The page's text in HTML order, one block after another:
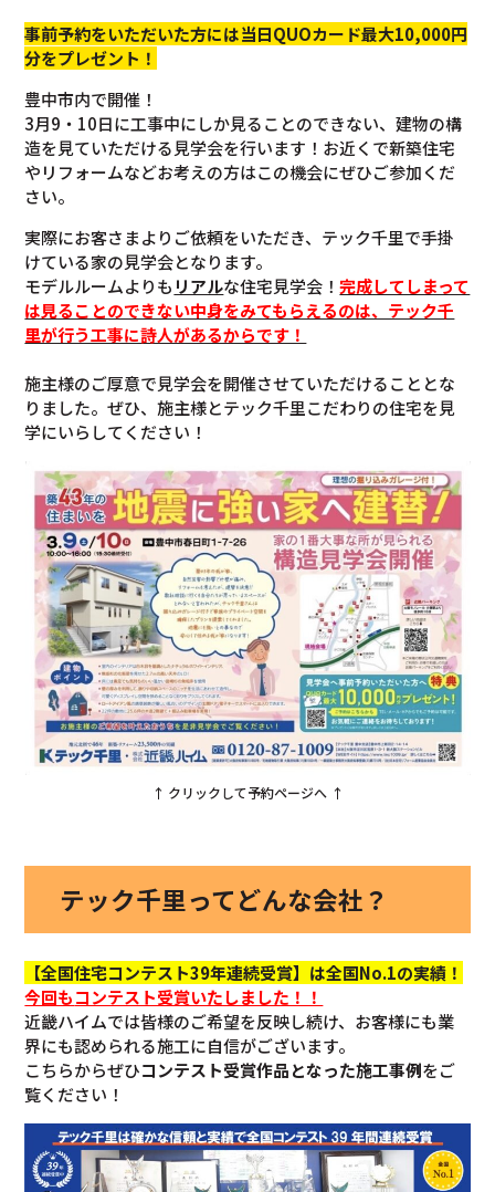
事前予約をいただいた方には当日QUOカード最大10,000円
分をプレゼント！
豊中市内で開催！
3月9・10日に工事中にしか見ることのできない、建物の構
造を見ていただける見学会を行います！お近くで新築住宅
やリフォームなどお考えの方はこの機会にぜひご参加くだ
さい。
実際にお客さまよりご依頼をいただき、テック千里で手掛
けている家の見学会となります。
モデルルームよりも リアルな住宅見学会！完成してしまって
は見ることのできない中身をみてもらえるのは、テック千
里が行う工事に詩人があるからです！
施主様のご厚意で見学会を開催させていただけることとな
りました。ぜひ、施主様とテック千里こだわりの住宅を見
学にいらしてください！
↑ クリックして予約ページへ ↑
テック千里ってどんな会社？
【全国住宅コンテスト39年連続受賞】は全国No.1の実績！
今回もコンテスト受賞いたしました！！
近畿ハイムでは皆様のご希望を反映し続け、お客様にも業
界にも認められる施工に自信がございます。
こちらからぜひコンテスト受賞作品となった施工事例をご
覧ください！